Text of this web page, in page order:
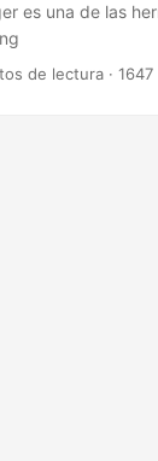
es una de las
de lectura · 1647